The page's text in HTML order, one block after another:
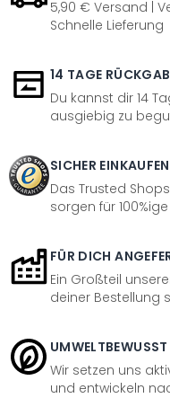
5,90 € Versand |
Schnelle Lieferung
14 TAGE
Du kannst dir 14
ausgiebig zu
SICHER EINKAUFEN
Das Trusted
sorgen für
FÜR DICH
Ein Großteil
deiner Bestellung
UMWELTBEWUSST
Wir setzen uns
und entwickeln